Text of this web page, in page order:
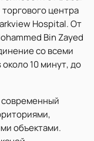
центра
Hospital. От
Bin Zayed
со всеми
10 минут, до
современный
объектами.